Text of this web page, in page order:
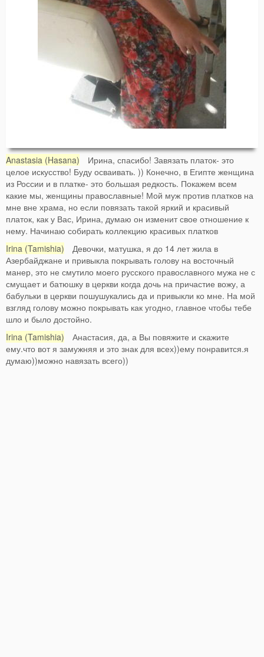
Anastasia (Hasana) Ирина, спасибо! Завязать платок- это
целое искусство! Буду осваивать. )) Конечно, в Египте женщина
из России и в платке- это большая редкость. Покажем всем
какие мы, женщины православные! Мой муж против платков на
мне вне храма, но если повязать такой яркий и красивый
платок, как у Вас, Ирина, думаю он изменит свое отношение к
нему. Начинаю собирать коллекцию красивых платков
Irina (Tamishia) Девочки, матушка, я до 14 лет жила в
Азербайджане и привыкла покрывать голову на восточный
манер, это не смутило моего русского православного мужа не с
смущает и батюшку в церкви когда дочь на причастие вожу, а
бабульки в церкви пошушукались да и привыкли ко мне. На мой
взгляд голову можно покрывать как угодно, главное чтобы тебе
шло и было достойно.
Irina (Tamishia) Анастасия, да, а Вы повяжите и скажите
ему.что вот я замужняя и это знак для всех))ему понравится.я
думаю))можно навязать всего))